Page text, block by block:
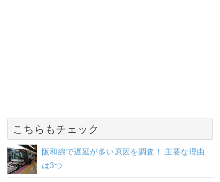
こちらもチェック
阪和線で遅延が多い原因を調査！ 主要な理由
は3つ